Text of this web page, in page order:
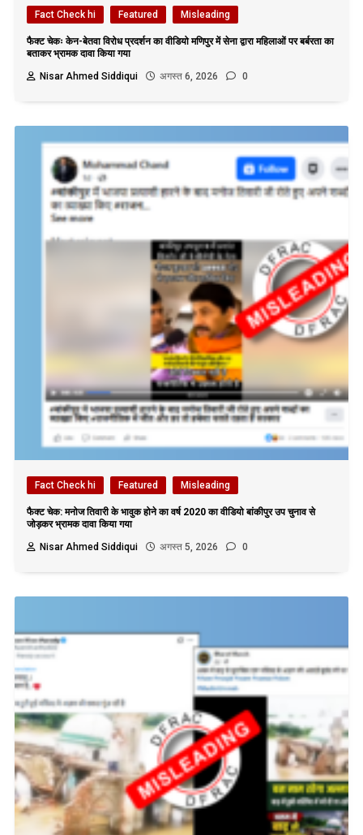
Fact Check hi Featured Misleading
फैक्ट चेकः केन-बेतवा विरोध प्रदर्शन का वीडियो मणिपुर में सेना द्वारा महिलाओं पर बर्बरता का
बताकर भ्रामक दावा किया गया
Nisar Ahmed Siddiqui
अगस्त 6, 2026 0
Fact Check hi Featured Misleading
फैक्ट चेक: मनोज तिवारी के भावुक होने का वर्ष 2020 का वीडियो बांकीपुर उप चुनाव से
जोड़कर भ्रामक दावा किया गया
Nisar Ahmed Siddiqui
अगस्त 5, 2026 0